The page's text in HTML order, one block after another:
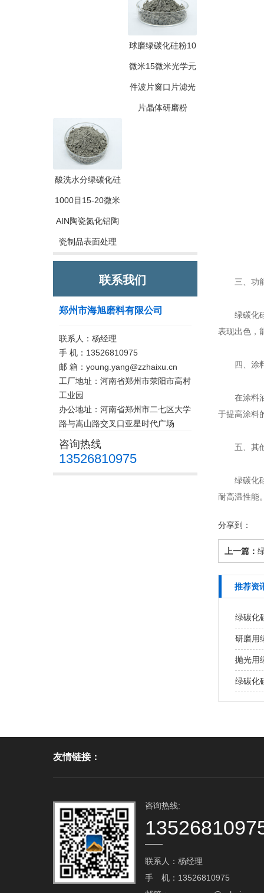
球磨绿碳化硅粉10
微米15微米光学元
件波片窗口片滤光
片晶体研磨粉
酸洗水分绿碳化硅
1000目15-20微米
AIN陶瓷氮化铝陶
瓷制品表面处理
联系我们
郑州市海旭磨料有限公司
联系人：杨经理
手 机：13526810975
邮 箱：young.yang@zzhaixu.cn
工厂地址：河南省郑州市荥阳市高村
工业园
办公地址：河南省郑州市二七区大学
路与嵩山路交叉口亚星时代广场
咨询热线
13526810975
三、功能
绿碳化硅
表现出色，
四、涂料
在涂料油
于提高涂料
五、其他
绿碳化硅
耐高温性能
分享到：
上一篇：
推荐资
绿碳化
研磨用
抛光用
绿碳化
友情链接：
咨询热线:
联系人：杨经理
手 机：13526810975